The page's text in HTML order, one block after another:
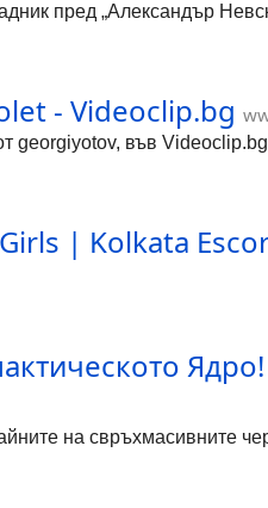
пред „Александър
- Videoclip.bg
във
| Kolkata
на свръхмасивните